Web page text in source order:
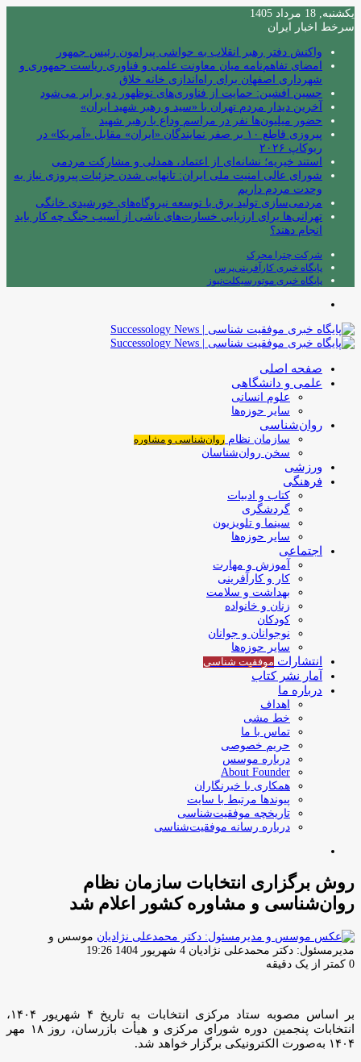
یکشنبه, 18 مرداد 1405
سرخط اخبار ایران
واکنش دفتر رهبر انقلاب به حواشی پیرامون رئیس جمهور
امضای تفاهم‌نامه میان معاونت علمی و فناوری ریاست جمهوری و
شهرداری اصفهان برای راه‌اندازی خانه خلاق
حسین افشین: حمایت از فناوری‌های نوظهور دو برابر می‌شود
آخرین دیدار مردم تهران با «سید و رهبر شهید ایران»
حضور میلیون‌ها نفر در مراسم وداع با رهبر شهید
پیروزی قاطع ۱۰ بر صفر نمایندگان «ایران» مقابل «آمریکا» در
ربوکاپ ۲۰۲۶
استند خیریه؛ نشانه‌ای از اعتماد، همدلی و مشارکت مردمی
شورای عالی امنیت ملی ایران: تانهایی شدن جزئیات پیروزی نیاز به
وحدت مردم داریم
مردمی‌سازی تولید برق با توسعه نیروگاه‌های خورشیدی خانگی
تهرانی‌ها برای ارزیابی خسارت‌های ناشی از آسیب جنگ چه کار باید
انجام دهند؟
شرکت چترا محرک
پایگاه خبری کارآفرینی‌پرس
پایگاه خبری موتورسیکلت‌نیوز
صفحه اصلی
علمی و دانشگاهی
علوم انسانی
سایر حوزه‌ها
روان‌شناسی
سازمان نظام روان‌شناسی و مشاوره
سخن روان‌شناسان
ورزشی
فرهنگی
کتاب و ادبیات
گردشگری
سینما و تلویزیون
سایر حوزه‌ها
اجتماعی
آموزش و مهارت
کار و کارآفرینی
بهداشت و سلامت
زنان و خانواده
کودکان
نوجوانان و جوانان
سایر حوزه‌ها
انتشارات موفقیت‌ شناسی
آمار نشر کتاب
درباره ما
اهداف
خط مشی
تماس با ما
حریم خصوصی
درباره موسس
About Founder
همکاری با خبرنگاران
پیوندها مرتبط با سایت
تاریخچه موفقیت‌شناسی
درباره رسانه موفقیت‌شناسی
روش برگزاری انتخابات سازمان نظام
روان‌شناسی و مشاوره کشور اعلام شد
موسس و
مدیرمسئول: دکتر محمدعلی نژادیان ارسال
4 شهریور 1404 19:26
0 کمتر از یک دقیقه
بر اساس مصوبه ستاد مرکزی انتخابات به تاریخ ۴ شهریور ۱۴۰۴،
انتخابات پنجمین دوره شورای مرکزی و هیأت بازرسان، روز ۱۸ مهر
۱۴۰۴ به‌صورت الکترونیکی برگزار خواهد شد.